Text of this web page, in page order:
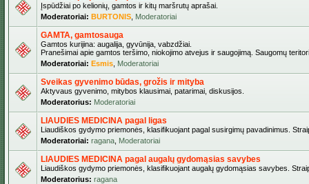
Įspūdžiai po kelionių, gamtos ir kitų maršrutų aprašai.
Moderatoriai: BURTONIS Moderatoriai
GAMTA, gamtosauga
Gamtos kurijina: augalija, gyvūnija, vabzdžiai.
Pranešimai apie gamtos teršimo, niokojimo atvejus ir saugojimą. Saugomų
Moderatoriai: Esmis Moderatoriai
Sveikas gyvenimo būdas, grožis ir mityba
Aktyvaus gyvenimo, mitybos klausimai, patarimai, diskusijos.
Moderatorius: Moderatoriai
LIAUDIES MEDICINA pagal ligas
Liaudiškos gydymo priemonės, klasifikuojant pagal susirgimų pavadinimus.
Moderatoriai: ragana Moderatoriai
LIAUDIES MEDICINA pagal augalų gydomąsias savybes
Liaudiškos gydymo priemonės, klasifikuojant augalų gydomąsias savybes.
Moderatorius: ragana